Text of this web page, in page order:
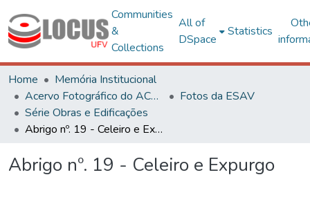
Communities
&
Collections
All of
DSpace
Statistics
Home
Memória Institucional
Acervo Fotográfico do ACH-UFV
Fotos da ESAV
Série Obras e Edificações
Abrigo nº. 19 - Celeiro e Expurgo
Abrigo nº. 19 - Celeiro e Expurgo